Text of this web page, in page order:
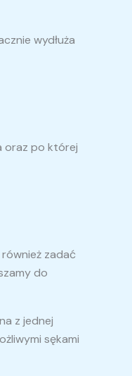
wydłuża
oraz po której
zadać
do
z jednej
sękami